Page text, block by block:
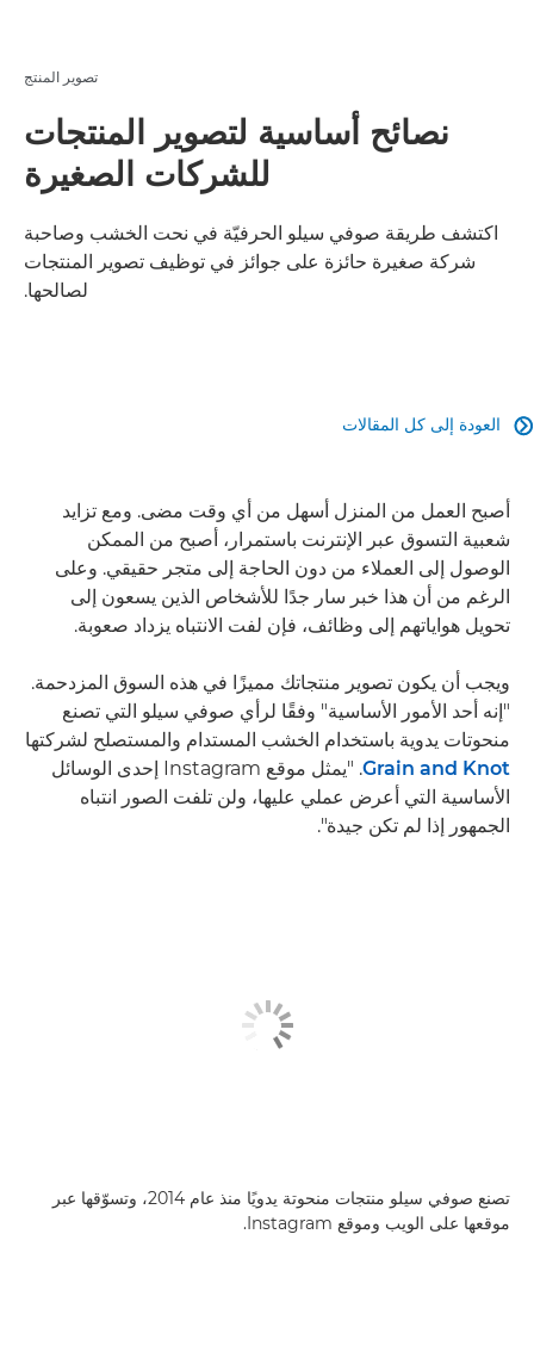
تصوير المنتج
نصائح أساسية لتصوير المنتجات
للشركات الصغيرة
اكتشف طريقة صوفي سيلو الحرفيّة في نحت الخشب وصاحبة
شركة صغيرة حائزة على جوائز في توظيف تصوير المنتجات
لصالحها.
العودة إلى كل المقالات 
أصبح العمل من المنزل أسهل من أي وقت مضى. ومع تزايد
شعبية التسوق عبر الإنترنت باستمرار، أصبح من الممكن
الوصول إلى العملاء من دون الحاجة إلى متجر حقيقي. وعلى
الرغم من أن هذا خبر سار جدًا للأشخاص الذين يسعون إلى
تحويل هواياتهم إلى وظائف، فإن لفت الانتباه يزداد صعوبة.
ويجب أن يكون تصوير منتجاتك مميزًا في هذه السوق المزدحمة.
"إنه أحد الأمور الأساسية" وفقًا لرأي صوفي سيلو التي تصنع
منحوتات يدوية باستخدام الخشب المستدام والمستصلح لشركتها
Grain and Knot
. "يمثل موقع Instagram إحدى الوسائل
الأساسية التي أعرض عملي عليها، ولن تلفت الصور انتباه
الجمهور إذا لم تكن جيدة".
تصنع صوفي سيلو منتجات منحوتة يدويًا منذ عام 2014، وتسوّقها عبر
موقعها على الويب وموقع Instagram.